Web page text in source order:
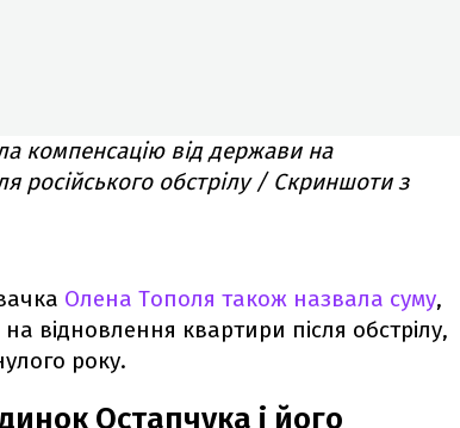
компенсацію від держави на
російського обстрілу / Скриншоти з
Олена Тополя також назвала суму,
відновлення квартири після обстрілу,
року.
Остапчука і його